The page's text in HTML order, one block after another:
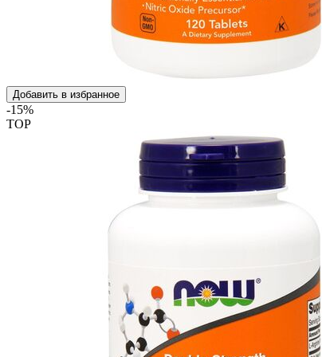
Добавить в избранное
-15%
TOP